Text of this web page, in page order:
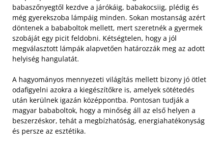
babaszőnyegtől kezdve a járókáig, babakocsiig, plédig és
még gyerekszoba lámpáig minden. Sokan mostanság azért
döntenek a bababoltok mellett, mert szeretnék a gyermek
szobáját egy picit feldobni. Kétségtelen, hogy a jól
megválasztott lámpák alapvetően határozzák meg az adott
helyiség hangulatát.
A hagyományos mennyezeti világítás mellett bizony jó ötlet
odafigyelni azokra a kiegészítőkre is, amelyek sötétedés
után kerülnek igazán középpontba. Pontosan tudják a
magyar bababoltok, hogy a minőség áll az első helyen a
beszerzéskor, tehát a megbízhatóság, energiahatékonyság
és persze az esztétika.